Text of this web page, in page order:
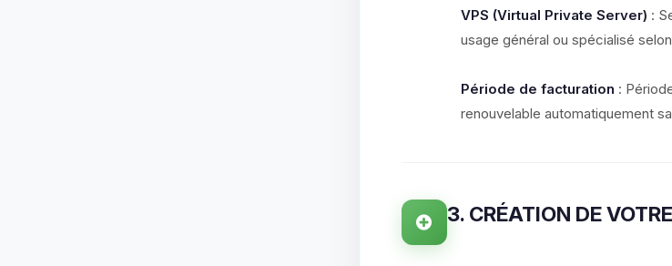
VPS (Virtual Private Server) :
usage général ou spécialisé
Période de facturation :
renouvelable automatiquement
3. CRÉATION DE